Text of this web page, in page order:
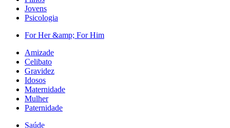
Jovens
Psicologia
For Her &amp; For Him
Amizade
Celibato
Gravidez
Idosos
Maternidade
Mulher
Paternidade
Saúde